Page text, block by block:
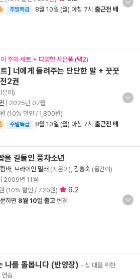
주말특급 8월 10일 (월) 아침 7시 출근전 배
주의 세트 + 다양한 사은품 (택2)
] 너에게 들려주는 단단한 말 + 꿋꿋
2권
은이)
2025년 07월
원 (10% 할인 / 1,800원)
주말특급 8월 10일 (월) 아침 7시 출근전 배
을 길들인 풍차소년
바, 브라이언 밀러 (지은이), 김흥숙 (옮긴이)
2009년 11월
(10% 할인 / 720원) 9.2
하면 8월 10일 출고 변경
나를 돌봅니다 (반양장) - 십 대를 위한
연습